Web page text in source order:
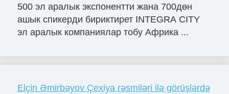
500 эл аралык экспонентти жана 700дөн
ашык спикерди бириктирет INTEGRA CITY
эл аралык компаниялар тобу Африка ...
Elçin Əmirbəyov Çexiya rəsmiləri ilə görüşlərdə